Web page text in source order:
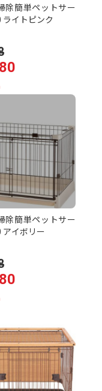
除簡単ペットサー
イトピンク
除簡単ペットサー
イボリー